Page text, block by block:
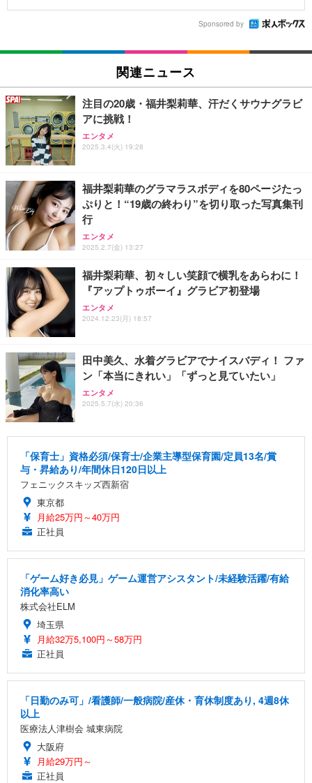
Sponsored by
関連ニュース
注目の20歳・福井梨莉華、汗だくサウナグラビ
アに挑戦！
エンタメ
2025.3.4(火) 19:28
福井梨莉華のグラマラスボディを80ページたっ
ぷりと！“19歳の終わり”を切り取った写真集刊
行
エンタメ
2025.2.7(金) 13:27
福井梨莉華、初々しい笑顔で横乳をあらわに！
『アップトゥボーイ』グラビア初登場
エンタメ
2024.12.23(月) 18:57
田中美久、水着グラビアでナイスバディ！ ファ
ン「本当にきれい」「ずっと見ていたい」
エンタメ
2025.5.7(水) 20:36
「保育士」資格必須/保育士/企業主導型保育園/定員13名/賞
与・昇給あり/年間休日120日以上
フェニックスキッズ西新宿
東京都
月給25万円～40万円
正社員
「ゲーム好き必見」ゲーム運営アシスタント/未経験活躍/有給
消化率高い
株式会社ELM
埼玉県
月給32万5,100円～58万円
正社員
「日勤のみ可」/看護師/一般病院/産休・育休制度あり, 4週8休
以上
医療法人津樹会 城東病院
大阪府
月給29万円～
正社員